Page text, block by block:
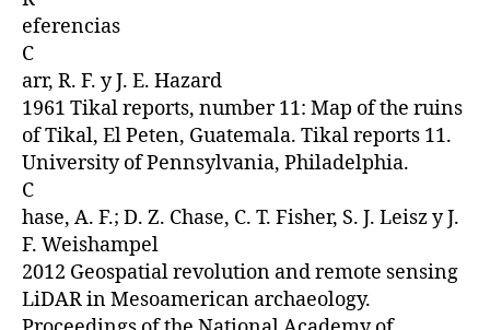
eferencias
C
arr, R. F. y J. E. Hazard
1961 Tikal reports, number 11: Map of the ruins
of Tikal, El Peten, Guatemala. Tikal reports 11.
University of Pennsylvania, Philadelphia.
C
hase, A. F.; D. Z. Chase, C. T. Fisher, S. J. Leisz y J.
F. Weishampel
2012 Geospatial revolution and remote sensing
LiDAR in Mesoamerican archaeology.